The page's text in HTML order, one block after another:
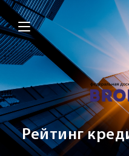
Brokery365 -
Рейтинг